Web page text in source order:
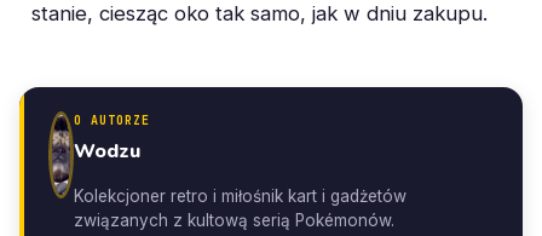
stanie, ciesząc oko tak samo, jak w dniu zakupu.
O AUTORZE
Wodzu
Kolekcjoner retro i miłośnik kart i gadżetów
związanych z kultową serią Pokémonów.